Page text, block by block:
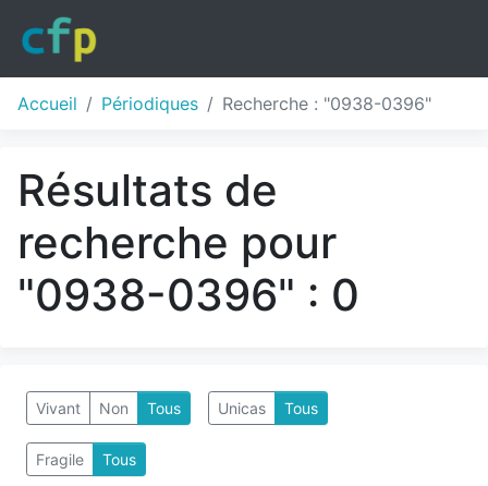
Accueil Périodiques Recherche : "0938-0396"
Résultats de
recherche pour
"0938-0396" : 0
Vivant Non Tous Unicas Tous
Fragile Tous